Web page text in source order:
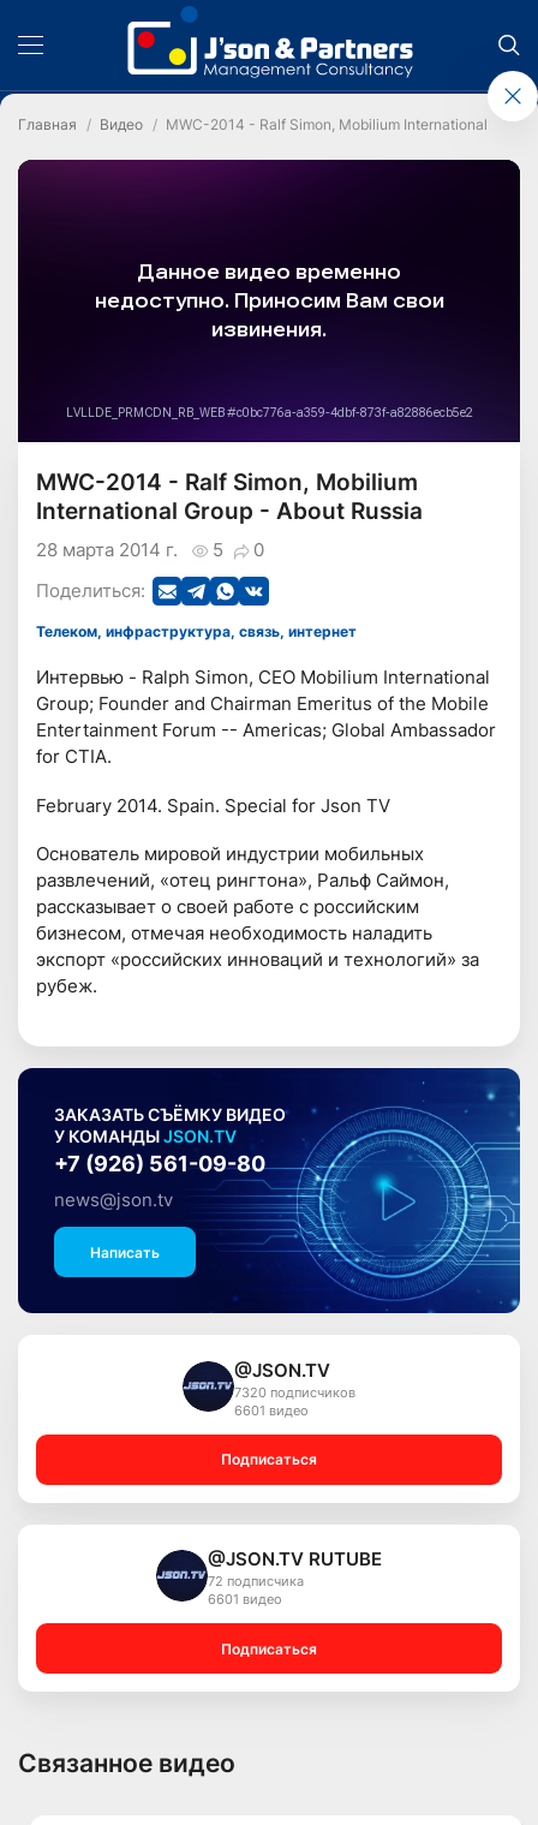
Главная Видео MWC-2014 - Ralf Simon, Mobilium International Group
MWC-2014 - Ralf Simon, Mobilium
International Group - About Russia
5 0
28 марта 2014 г.
Поделиться:
Телеком, инфраструктура, связь, интернет
Интервью - Ralph Simon, CEO Mobilium International
Group; Founder and Chairman Emeritus of the Mobile
Entertainment Forum -- Americas; Global Ambassador
for CTIA.
February 2014. Spain. Special for Json TV
Основатель мировой индустрии мобильных
развлечений, «отец рингтона», Ральф Саймон,
рассказывает о своей работе с российским
бизнесом, отмечая необходимость наладить
экспорт «российских инноваций и технологий» за
рубеж.
ЗАКАЗАТЬ СЪЁМКУ ВИДЕО
У КОМАНДЫJSON.TV
+7 (926) 561-09-80
news@json.tv
Написать
@JSON.TV
7320 подписчиков
6601 видео
Подписаться
@JSON.TV RUTUBE
72 подписчика
6601 видео
Подписаться
Связанное видео